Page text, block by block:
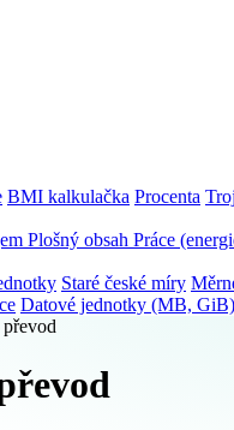
BMI kalkulačka Procenta
Plošný obsah Práce
Staré české míry
Datové jednotky (MB, GiB)